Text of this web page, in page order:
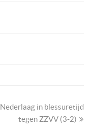
next
post:
Nederlaag in blessuretijd
tegen ZZVV (3-2)